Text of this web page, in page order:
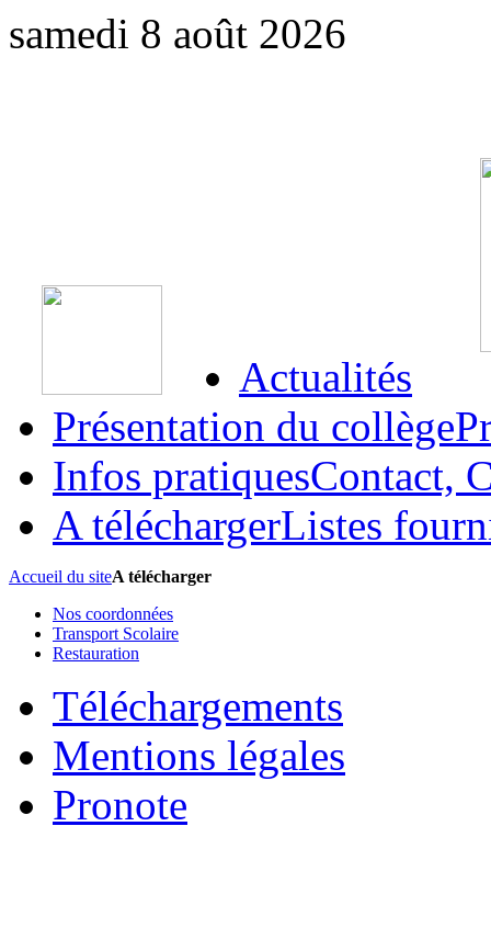
samedi 8 août 2026
Actualités
Présentation du collège
Infos pratiquesContact,
A téléchargerListes
Accueil du siteA télécharger
Nos coordonnées
Transport Scolaire
Restauration
Téléchargements
Mentions légales
Pronote